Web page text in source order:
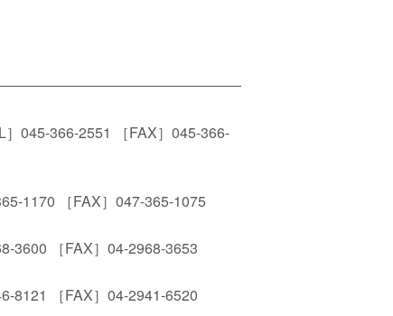
］045-366-2551
［FAX］045-366-
1170 ［FAX］047-365-1075
3600 ［FAX］04-2968-3653
8121 ［FAX］04-2941-6520